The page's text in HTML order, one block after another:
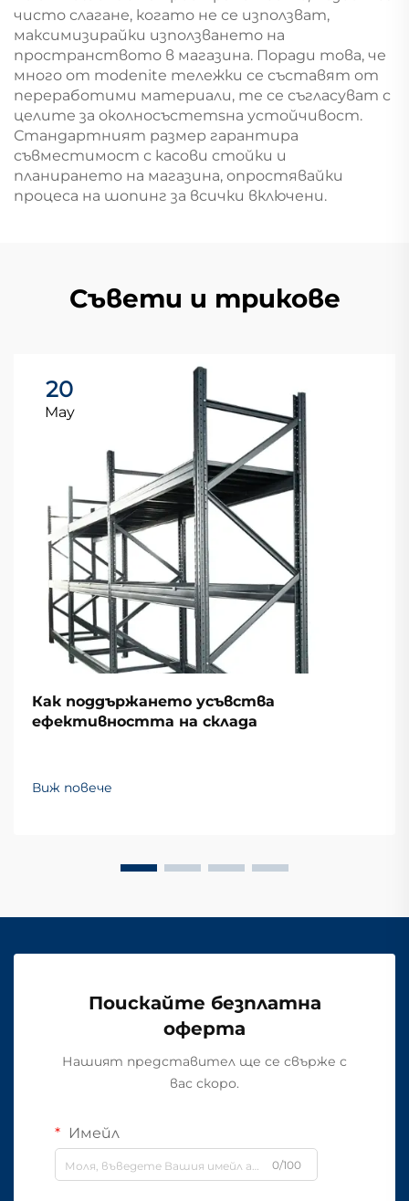
чисто слагане, когато не се използват,
максимизирайки използването на
пространството в магазина. Поради това, че
много от modenite тележки се съставят от
переработими материали, те се съгласуват с
целите за околносъстemsна устойчивост.
Стандартният размер гарантира
съвместимост с касови стойки и
планирането на магазина, опростявайки
процеса на шопинг за всички включени.
Съвети и трикове
20
May
Как поддържането усъвства
ефективността на склада
Виж повече
Поискайте безплатна
оферта
Нашият представител ще се свърже с
вас скоро.
Имейл
0/100